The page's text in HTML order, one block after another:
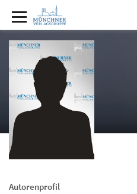
Autorenprofil